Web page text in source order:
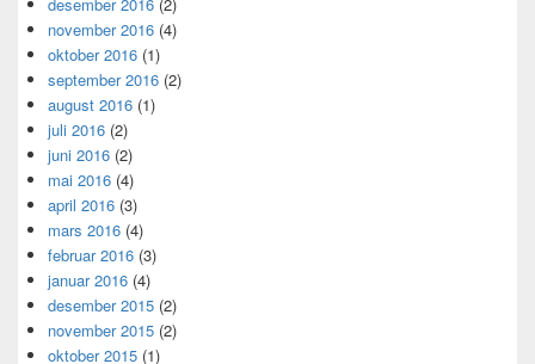
desember 2016 (2)
november 2016 (4)
oktober 2016 (1)
september 2016 (2)
august 2016 (1)
juli 2016 (2)
juni 2016 (2)
mai 2016 (4)
april 2016 (3)
mars 2016 (4)
februar 2016 (3)
januar 2016 (4)
desember 2015 (2)
november 2015 (2)
oktober 2015 (1)